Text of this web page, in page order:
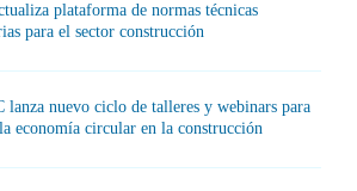
plataforma de normas técnicas
para el sector construcción
lanza nuevo ciclo de talleres y webinars para
economía circular en la construcción